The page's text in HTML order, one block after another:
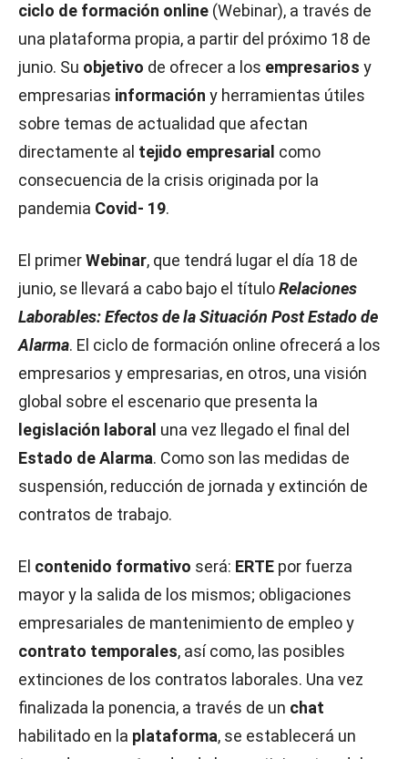
ciclo de formación online (Webinar), a través de
una plataforma propia, a partir del próximo 18 de
junio. Su objetivo de ofrecer a los empresarios y
empresarias información y herramientas útiles
sobre temas de actualidad que afectan
directamente al tejido empresarial como
consecuencia de la crisis originada por la
pandemia Covid- 19.
El primerWebinar, que tendrá lugar el día 18 de
junio, se llevará a cabo bajo el títuloRelaciones
Laborables: Efectos de la Situación Post Estado de
Alarma. El ciclo de formación online ofrecerá a los
empresarios y empresarias, en otros, una visión
global sobre el escenario que presenta la
legislación laboral una vez llegado el final del
Estado de Alarma. Como son las medidas de
suspensión, reducción de jornada y extinción de
contratos de trabajo.
El contenido formativo será: ERTE por fuerza
mayor y la salida de los mismos; obligaciones
empresariales de mantenimiento de empleo y
contrato temporales, así como, las posibles
extinciones de los contratos laborales. Una vez
finalizada la ponencia, a través de un chat
habilitado en la plataforma, se establecerá un